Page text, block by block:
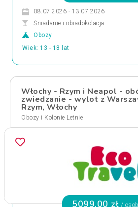
08.07.2026 - 13.07.2026
Śniadanie i obiadokolacja
Obozy
Wiek: 13 - 18 lat
Włochy - Rzym i Neapol -
zwiedzanie - wylot z
Rzym, Włochy
Obozy i Kolonie Letnie
5099.00 zł /